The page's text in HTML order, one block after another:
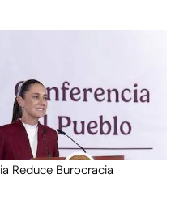
Reduce Burocracia